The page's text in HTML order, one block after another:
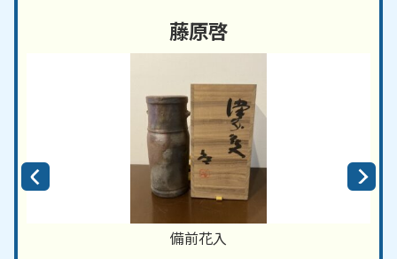
藤原啓
備前花入